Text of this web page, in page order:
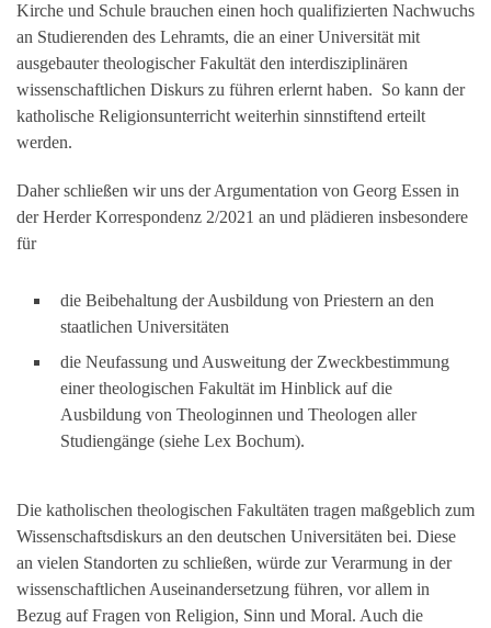
Kirche und Schule brauchen einen hoch qualifizierten Nachwuchs
an Studierenden des Lehramts, die an einer Universität mit
ausgebauter theologischer Fakultät den interdisziplinären
wissenschaftlichen Diskurs zu führen erlernt haben. So kann der
katholische Religionsunterricht weiterhin sinnstiftend erteilt
werden.
Daher schließen wir uns der Argumentation von Georg Essen in
der Herder Korrespondenz 2/2021 an und plädieren insbesondere
für
die Beibehaltung der Ausbildung von Priestern an den
staatlichen Universitäten
die Neufassung und Ausweitung der Zweckbestimmung
einer theologischen Fakultät im Hinblick auf die
Ausbildung von Theologinnen und Theologen aller
Studiengänge (siehe Lex Bochum).
Die katholischen theologischen Fakultäten tragen maßgeblich zum
Wissenschaftsdiskurs an den deutschen Universitäten bei. Diese
an vielen Standorten zu schließen, würde zur Verarmung in der
wissenschaftlichen Auseinandersetzung führen, vor allem in
Bezug auf Fragen von Religion, Sinn und Moral. Auch die